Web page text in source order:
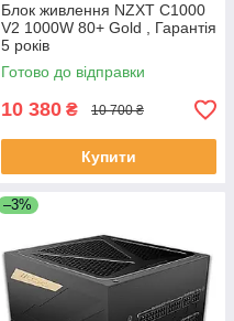
Блок живлення NZXT C1000
V2 1000W 80+ Gold , Гарантія
5 років
Готово до відправки
10 380 ₴ 10 700 ₴
Купити
–3%